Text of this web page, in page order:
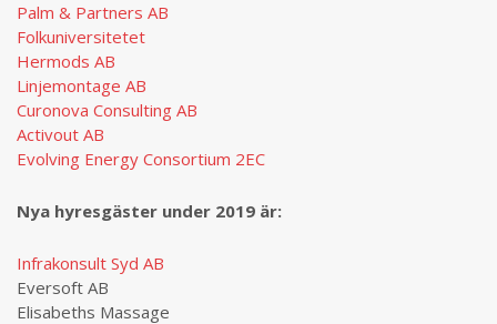
Palm & Partners AB
Folkuniversitetet
Hermods AB
Linjemontage AB
Curonova Consulting AB
Activout AB
Evolving Energy Consortium 2EC
Nya hyresgäster under 2019 är:
Infrakonsult Syd AB
Eversoft AB
Elisabeths Massage